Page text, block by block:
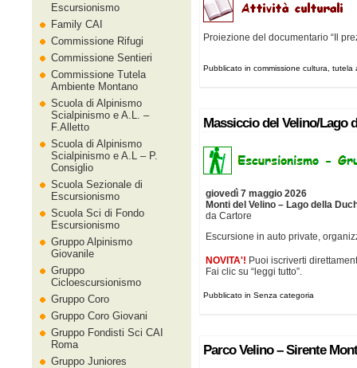
Proiezione del documentario “Il
Pubblicato in commissione cultura, tutela
Massiccio del Velino/Lago
giovedì 7 maggio 2026
Monti del Velino – Lago della
da Cartore
Escursione in auto private,
NOVITA'! Puoi iscriverti
Fai clic su “leggi tutto”.
Pubblicato in Senza categoria
Parco Velino – Sirente
Escursionismo
Family CAI
Commissione Rifugi
Commissione Sentieri
Commissione Tutela
Ambiente Montano
Scuola di Alpinismo
Scialpinismo e A.L. –
F.Alletto
Scuola di Alpinismo
Scialpinismo e A.L – P.
Consiglio
Scuola Sezionale di
Escursionismo
Scuola Sci di Fondo
Escursionismo
Gruppo Alpinismo
Giovanile
Gruppo
Cicloescursionismo
Gruppo Coro
Gruppo Coro Giovani
Gruppo Fondisti Sci CAI
Roma
Gruppo Juniores